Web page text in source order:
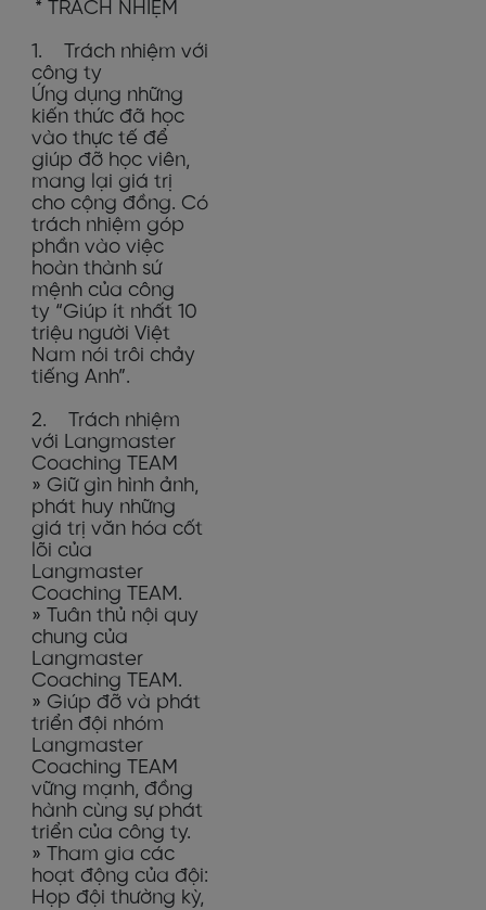
* TRÁCH NHIỆM
1. Trách nhiệm với
công ty
Ứng dụng những
kiến thức đã học
vào thực tế để
giúp đỡ học viên,
mang lại giá trị
cho cộng đồng. Có
trách nhiệm góp
phần vào việc
hoàn thành sứ
mệnh của công
ty “Giúp ít nhất 10
triệu người Việt
Nam nói trôi chảy
tiếng Anh”.
2. Trách nhiệm
với Langmaster
Coaching TEAM
» Giữ gìn hình ảnh,
phát huy những
giá trị văn hóa cốt
lõi của
Langmaster
Coaching TEAM.
» Tuân thủ nội quy
chung của
Langmaster
Coaching TEAM.
» Giúp đỡ và phát
triển đội nhóm
Langmaster
Coaching TEAM
vững mạnh, đồng
hành cùng sự phát
triển của công ty.
» Tham gia các
hoạt động của đội:
Họp đội thường kỳ,